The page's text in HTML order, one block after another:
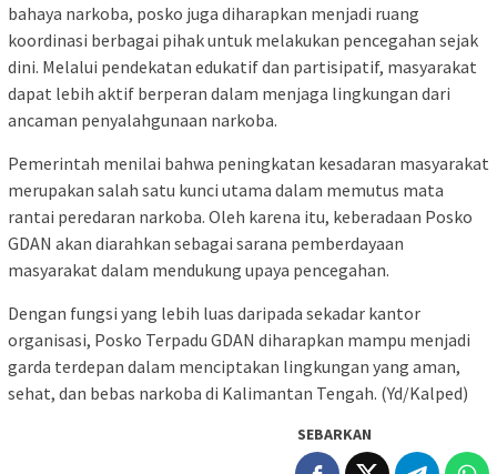
bahaya narkoba, posko juga diharapkan menjadi ruang
koordinasi berbagai pihak untuk melakukan pencegahan sejak
dini. Melalui pendekatan edukatif dan partisipatif, masyarakat
dapat lebih aktif berperan dalam menjaga lingkungan dari
ancaman penyalahgunaan narkoba.
Pemerintah menilai bahwa peningkatan kesadaran masyarakat
merupakan salah satu kunci utama dalam memutus mata
rantai peredaran narkoba. Oleh karena itu, keberadaan Posko
GDAN akan diarahkan sebagai sarana pemberdayaan
masyarakat dalam mendukung upaya pencegahan.
Dengan fungsi yang lebih luas daripada sekadar kantor
organisasi, Posko Terpadu GDAN diharapkan mampu menjadi
garda terdepan dalam menciptakan lingkungan yang aman,
sehat, dan bebas narkoba di Kalimantan Tengah. (Yd/Kalped)
SEBARKAN